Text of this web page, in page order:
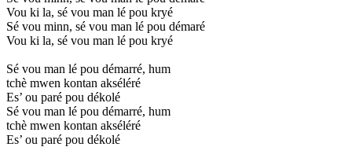
Vou ki la, sé vou man lé pou kryé
Sé vou minn, sé vou man lé pou démaré
Vou ki la, sé vou man lé pou kryé
Sé vou man lé pou démarré, hum
tchè mwen kontan akséléré
Es’ ou paré pou dékolé
Sé vou man lé pou démarré, hum
tchè mwen kontan akséléré
Es’ ou paré pou dékolé